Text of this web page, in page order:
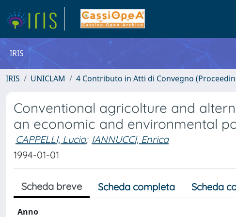
IRIS
IRIS UNICLAM 4 Contributo in Atti di Convegno
Conventional agricolture and
an economic and environmental
CAPPELLI, Lucio; IANNUCCI, Enrica
1994-01-01
Scheda breve Scheda completa Scheda
Anno